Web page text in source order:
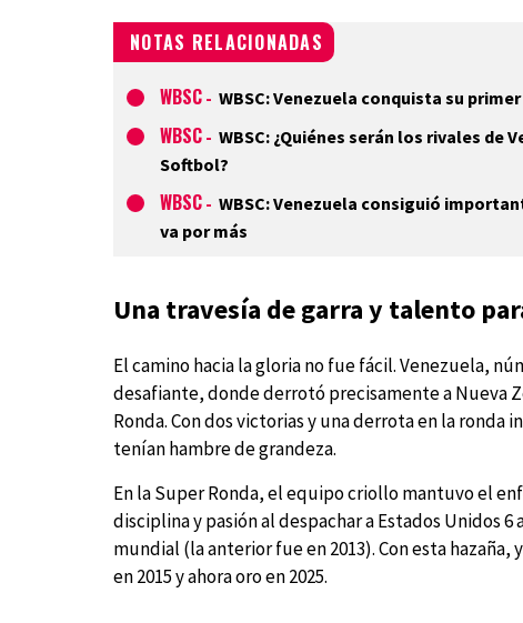
NOTAS RELACIONADAS
WBSC - WBSC: Venezuela conquista su
WBSC - WBSC: ¿Quiénes serán los rivales de
Softbol?
WBSC - WBSC: Venezuela consiguió
va por más
Una travesía de garra y talento
El camino hacia la gloria no fue fácil. Venezuela,
desafiante, donde derrotó precisamente a Nueva
Ronda. Con dos victorias y una derrota en la
tenían hambre de grandeza.
En la Super Ronda, el equipo criollo mantuvo el
disciplina y pasión al despachar a Estados Unidos
mundial (la anterior fue en 2013). Con esta
en 2015 y ahora oro en 2025.